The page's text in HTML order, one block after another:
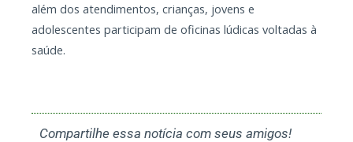
além dos atendimentos, crianças, jovens e
adolescentes participam de oficinas lúdicas voltadas à
saúde.
Compartilhe essa notícia com seus amigos!